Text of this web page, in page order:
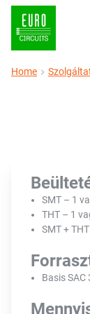
Home
SMT – 1
THT – 1
SMT +
Basis SAC